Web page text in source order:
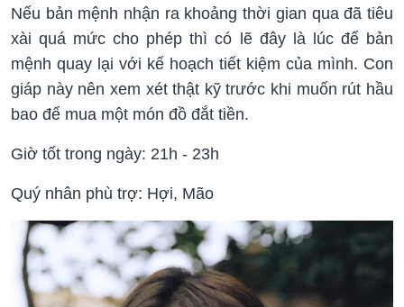
Nếu bản mệnh nhận ra khoảng thời gian qua đã tiêu
xài quá mức cho phép thì có lẽ đây là lúc để bản
mệnh quay lại với kế hoạch tiết kiệm của mình. Con
giáp này nên xem xét thật kỹ trước khi muốn rút hầu
bao để mua một món đồ đắt tiền.
Giờ tốt trong ngày: 21h - 23h
Quý nhân phù trợ: Hợi, Mão